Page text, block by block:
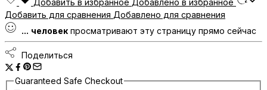
петельный
хлопок-
полиэстер
MH-
40-
RQ
количество
Добавить в избранное Добавлено в избранное
Добавить для сравнения Добавлено для сравнения
... человек просматривают эту страницу прямо сейчас
Поделиться
Guaranteed Safe Checkout